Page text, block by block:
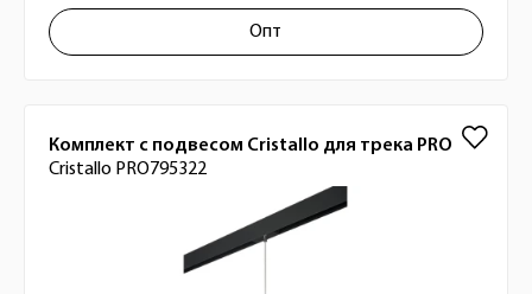
Опт
Комплект с подвесом Cristallo для трека PRO
Cristallo PRO795322